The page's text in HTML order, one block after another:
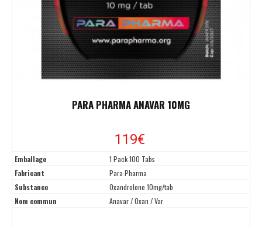
PARA PHARMA ANAVAR 10MG
119€
Emballage
1 Pack 100 Tabs
Fabricant
Para Pharma
Substance
Oxandrolone 10mg/tab
Nom commun
Anavar / Oxan / Var